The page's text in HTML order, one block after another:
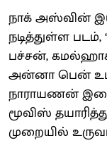
நாக் அஸ்வின்
நடித்துள்ள படம்,
பச்சன்,
அன்னா பென்
நாராயணன்
மூவிஸ்
முறையில்